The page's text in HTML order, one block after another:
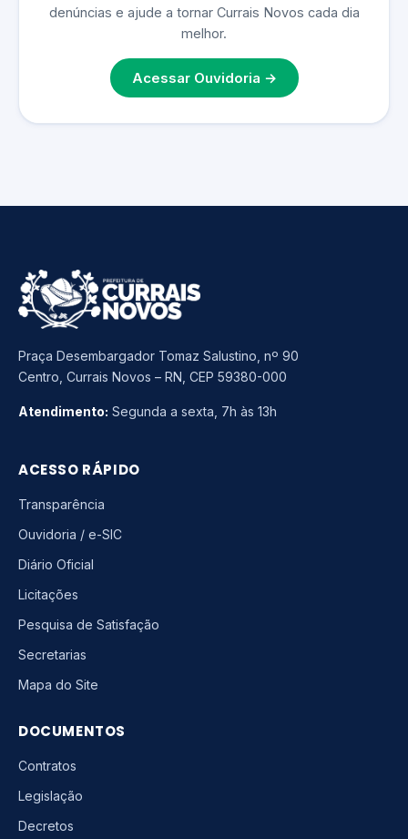
denúncias e ajude a tornar Currais Novos cada dia
melhor.
Acessar Ouvidoria →
Praça Desembargador Tomaz Salustino, nº 90
Centro, Currais Novos – RN, CEP 59380-000
Atendimento: Segunda a sexta, 7h às 13h
ACESSO RÁPIDO
Transparência
Ouvidoria / e-SIC
Diário Oficial
Licitações
Pesquisa de Satisfação
Secretarias
Mapa do Site
DOCUMENTOS
Contratos
Legislação
Decretos